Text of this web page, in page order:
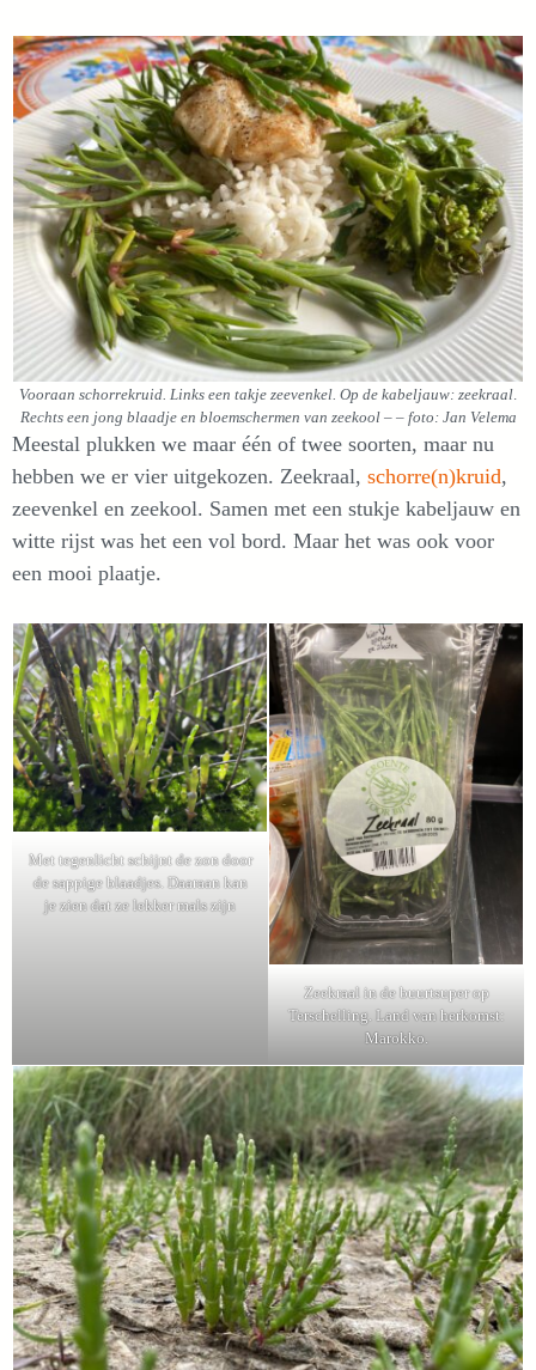
Vooraan schorrekruid. Links een takje zeevenkel. Op de kabeljauw: zeekraal.
Rechts een jong blaadje en bloemschermen van zeekool– – foto: Jan Velema
Meestal plukken we maar één of twee soorten, maar nu
hebben we er vier uitgekozen. Zeekraal, schorre(n)kruid,
zeevenkel en zeekool. Samen met een stukje kabeljauw en
witte rijst was het een vol bord. Maar het was ook voor
een mooi plaatje.
Met tegenlicht schijnt de zon door
de sappige blaadjes. Daaraan kan
je zien dat ze lekker mals zijn
Zeekraal in de buurtsuper op
Terschelling. Land van herkomst:
Marokko.